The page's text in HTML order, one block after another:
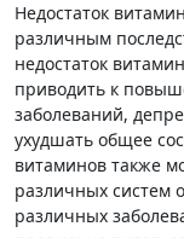
Недостаток
различным
недостаток
приводить к
заболеваний,
ухудшать общее
витаминов также
различных систем
различных